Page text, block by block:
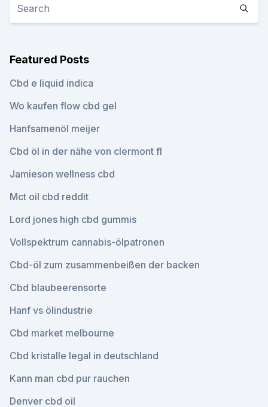
Featured Posts
Cbd e liquid indica
Wo kaufen flow cbd gel
Hanfsamenöl meijer
Cbd öl in der nähe von clermont fl
Jamieson wellness cbd
Mct oil cbd reddit
Lord jones high cbd gummis
Vollspektrum cannabis-ölpatronen
Cbd-öl zum zusammenbeißen der backen
Cbd blaubeerensorte
Hanf vs ölindustrie
Cbd market melbourne
Cbd kristalle legal in deutschland
Kann man cbd pur rauchen
Denver cbd oil